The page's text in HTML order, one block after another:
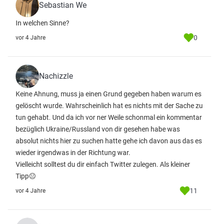
Sebastian We
In welchen Sinne?
vor 4 Jahre 0
Nachizzle
Keine Ahnung, muss ja einen Grund gegeben haben warum es
gelöscht wurde. Wahrscheinlich hat es nichts mit der Sache zu
tun gehabt. Und da ich vor ner Weile schonmal ein kommentar
bezüglich Ukraine/Russland von dir gesehen habe was
absolut nichts hier zu suchen hatte gehe ich davon aus das es
wieder irgendwas in der Richtung war.
Vielleicht solltest du dir einfach Twitter zulegen. Als kleiner
Tipp😐
vor 4 Jahre 11